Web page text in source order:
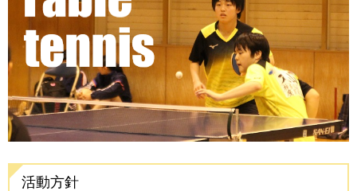
活動方針